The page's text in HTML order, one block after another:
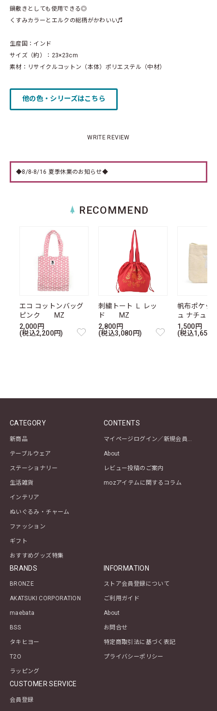
鍋敷きとしても使用できる◎
くすみカラーとエルクの総柄がかわいい♬
生産国：インド
サイズ（約）：23×23cm
素材：リサイクルコットン（本体）ポリエステル（中材）
他の色・シリーズはこちら
WRITE REVIEW
◆8/8-8/16 夏季休業のお知らせ◆
RECOMMEND
エコ コットンバッグ
ピンク MZ
2,000円
(税込2,200円)
刺繍トート Ｌ レッ
ド MZ
2,800円
(税込3,080円)
帆布ポケッ
ュ ナチュ
1,500円
(税込1,650
CATEGORY
新商品
テーブルウェア
ステーショナリー
生活雑貨
インテリア
ぬいぐるみ・チャーム
ファッション
ギフト
おすすめグッズ特集
CONTENTS
About
レビュー投稿のご案内
mozアイテムに関するコラム
BRANDS
BRONZE
AKATSUKI CORPORATION
maebata
BSS
タキヒヨー
T2O
ラッピング
INFORMATION
ストア会員登録について
ご利用ガイド
About
お問合せ
特定商取引法に基づく表記
プライバシーポリシー
CUSTOMER SERVICE
会員登録